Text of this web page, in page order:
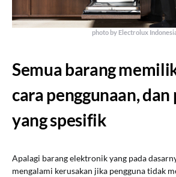
photo by Electrolux
Semua barang
cara penggunaan,
yang spesifik
Apalagi barang elektronik yang pada
mengalami kerusakan jika pengguna tidak